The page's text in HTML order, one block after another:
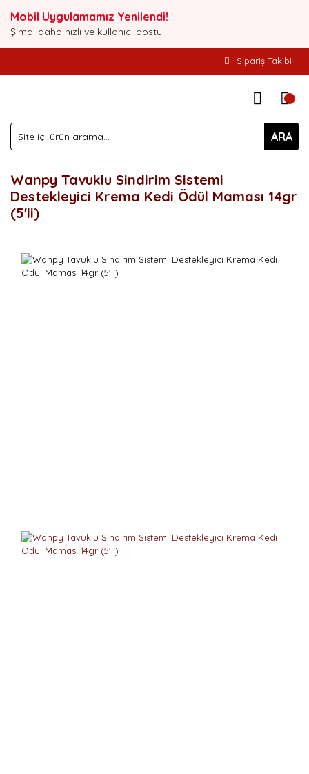
Mobil Uygulamamız Yenilendi!
Şimdi daha hızlı ve kullanıcı dostu
Sipariş Takibi
ARA
Wanpy Tavuklu Sindirim Sistemi
Destekleyici Krema Kedi Ödül Maması 14gr
(5'li)